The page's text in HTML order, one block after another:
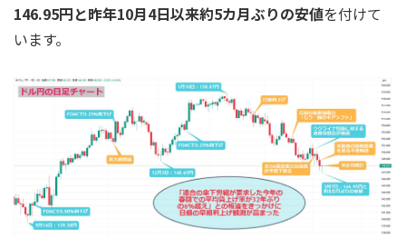
146.95円と昨年10月4日以来約5カ月ぶりの安値を付けて
います。